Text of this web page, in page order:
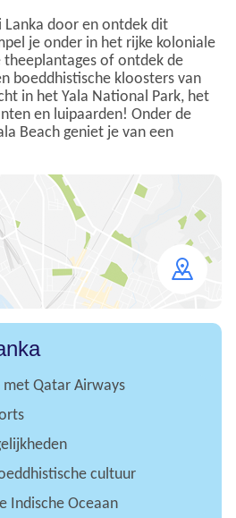
Lanka door en ontdek dit
je onder in het rijke koloniale
theeplantages of ontdek de
boeddhistische kloosters van
in het Yala National Park, het
en luipaarden! Onder de
Beach geniet je van een
map
Qatar Airways
cultuur
Indische Oceaan